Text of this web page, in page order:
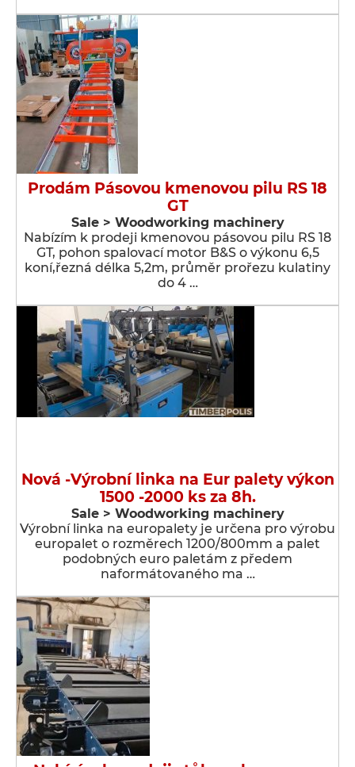
Prodám Pásovou kmenovou pilu RS 18
GT
Sale > Woodworking machinery
Nabízím k prodeji kmenovou pásovou pilu RS 18
GT, pohon spalovací motor B&S o výkonu 6,5
koní,řezná délka 5,2m, průměr prořezu kulatiny
do 4 …
Nová -Výrobní linka na Eur palety výkon
1500 -2000 ks za 8h.
Sale > Woodworking machinery
Výrobní linka na europalety je určena pro výrobu
europalet o rozměrech 1200/800mm a palet
podobných euro paletám z předem
naformátovaného ma …